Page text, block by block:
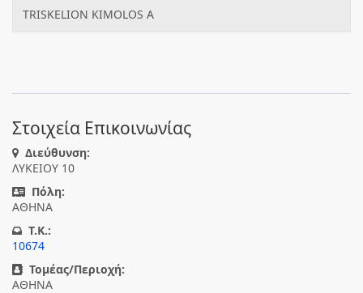
TRISKELION KIMOLOS A
Στοιχεία Επικοινωνίας
Διεύθυνση:
ΛΥΚΕΙΟΥ 10
Πόλη:
ΑΘΗΝΑ
T.K.:
10674
Τομέας/Περιοχή:
ΑΘΗΝΑ